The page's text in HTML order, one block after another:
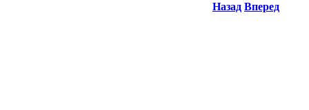
Назад Вперед